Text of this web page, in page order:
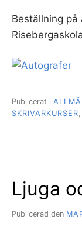
Beställning
Publicerat i
SKRIVARKURSER,
Ljuga
Publicerad den